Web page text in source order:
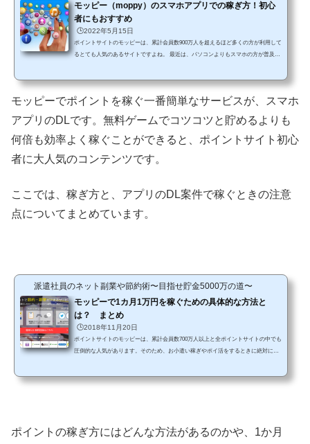
モッピー（moppy）のスマホアプリでの稼ぎ方！初心
者にもおすすめ
🕒️2022年5月15日
ポイントサイトのモッピーは、累計会員数900万人を超えるほど多くの方が利用して
るとても人気のあるサイトですよね。 最近は、パソコンよりもスマホの方が普及率
はとても便利ですし、うれしいですよね。 そんなモッピーでは専用アプリやスマホ
モッピーでポイントを稼ぐ一番簡単なサービスが、スマホ
アプリのDLです。無料ゲームでコツコツと貯めるよりも
何倍も効率よく稼ぐことができると、ポイントサイト初心
者に大人気のコンテンツです。
ここでは、稼ぎ方と、アプリのDL案件で稼ぐときの注意
点についてまとめています。
派遣社員のネット副業や節約術〜目指せ貯金5000万の道〜
モッピーで1カ月1万円を稼ぐための具体的な方法と
は？ まとめ
🕒️2018年11月20日
ポイントサイトのモッピーは、累計会員数700万人以上と全ポイントサイトの中でも
圧倒的な人気があります。そのため、お小遣い稼ぎやポイ活をするときに絶対に外
も少なくありません。もちろん、毎日ログインしてコツコツサービスを利したり、
ポイントの稼ぎ方にはどんな方法があるのかや、1か月